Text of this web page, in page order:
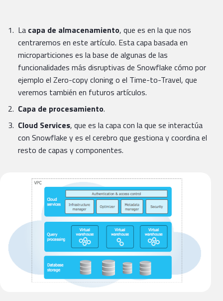
La capa de almacenamiento, que es en la que nos
centraremos en este artículo. Esta capa basada en
microparticiones es la base de algunas de las
funcionalidades más disruptivas de Snowflake cómo por
ejemplo el Zero-copy cloning o el Time-to-Travel, que
veremos también en futuros artículos.
Capa de procesamiento.
Cloud Services, que es la capa con la que se interactúa
con Snowflake y es el cerebro que gestiona y coordina el
resto de capas y componentes.